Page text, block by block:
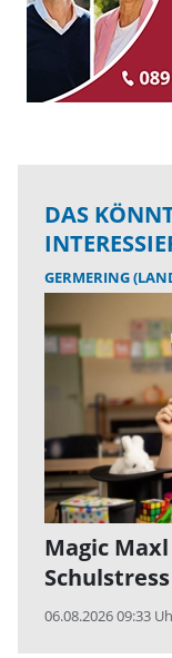
DAS
GERMERING
Magic
Schulstress
06.08.2026 09:33